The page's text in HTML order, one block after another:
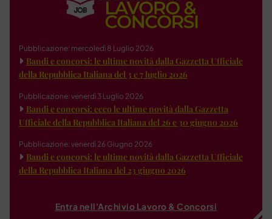
Pubblicazione: mercoledì 8 Luglio 2026
Bandi e concorsi: le ultime novità dalla Gazzetta Ufficiale
della Repubblica Italiana del 3 e 7 luglio 2026
Pubblicazione: venerdì 3 Luglio 2026
Bandi e concorsi: ecco le ultime novità dalla Gazzetta
Ufficiale della Repubblica Italiana del 26 e 30 giugno 2026
Pubblicazione: venerdì 26 Giugno 2026
Bandi e concorsi: le ultime novità dalla Gazzetta Ufficiale
della Repubblica Italiana del 23 giugno 2026
Entra nell'Archivio Lavoro & Concorsi